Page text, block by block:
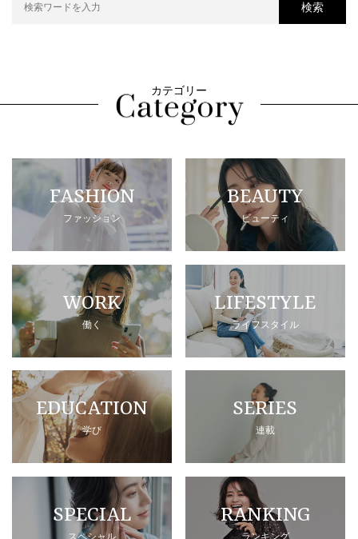
検索
カテゴリー
FASHION
ファッション
BEAUTY
ビューティ
WORK
働く
LIFESTYLE
ライフスタイル
EDUCATION
学び
SERIES
連載
SPECIAL
スペシャル
RANKING
ランキング